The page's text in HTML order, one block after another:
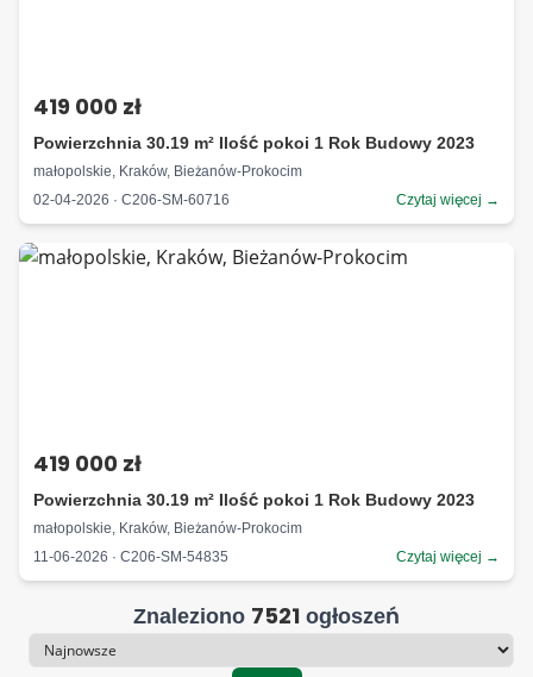
419 000 zł
Powierzchnia 30.19 m² Ilość pokoi 1 Rok Budowy 2023
małopolskie, Kraków, Bieżanów-Prokocim
02-04-2026 · C206-SM-60716
Czytaj więcej →
419 000 zł
Powierzchnia 30.19 m² Ilość pokoi 1 Rok Budowy 2023
małopolskie, Kraków, Bieżanów-Prokocim
11-06-2026 · C206-SM-54835
Czytaj więcej →
Znaleziono 7521 ogłoszeń
Sortowanie